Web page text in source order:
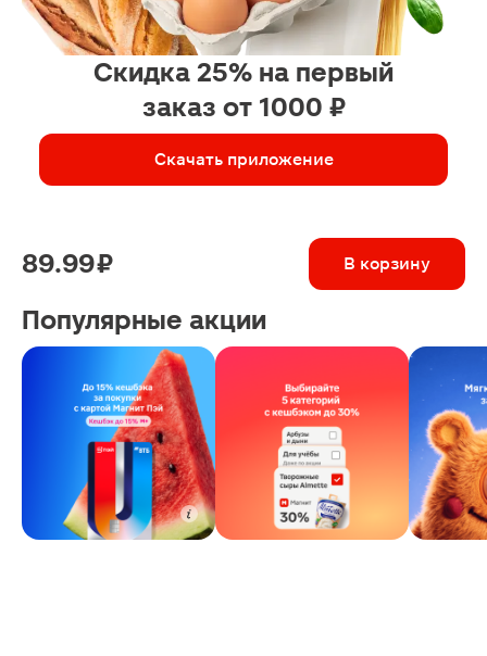
Скидка 25% на первый
заказ от 1000 ₽
Скачать приложение
89.99 ₽ В корзину
Популярные акции